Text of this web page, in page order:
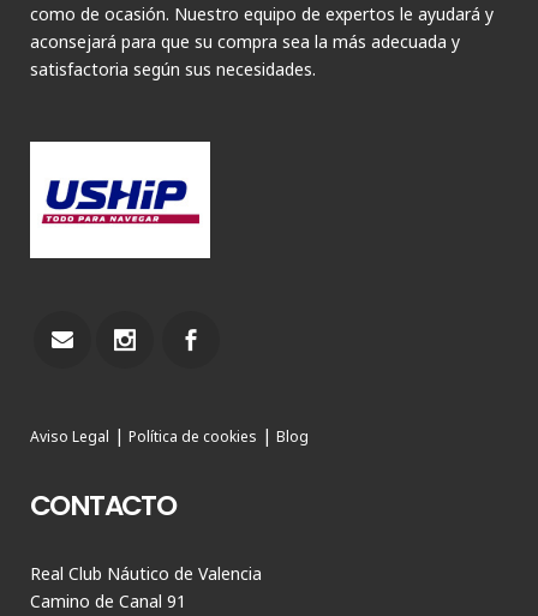
como de ocasión. Nuestro equipo de expertos le ayudará y
aconsejará para que su compra sea la más adecuada y
satisfactoria según sus necesidades.
Aviso Legal | Política de cookies | Blog
CONTACTO
Real Club Náutico de Valencia
Camino de Canal 91